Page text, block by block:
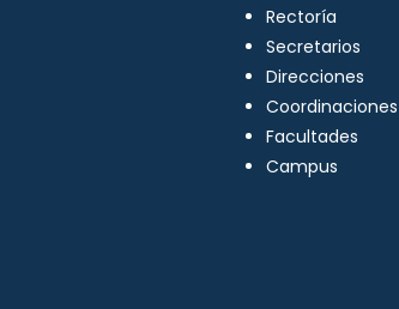
Rectoría
Secretarios
Direcciones
Coordinaciones
Facultades
Campus